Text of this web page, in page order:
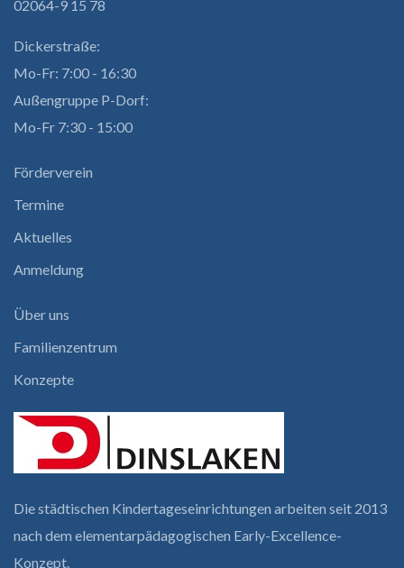
02064-9 15 78
Dickerstraße:
Mo-Fr: 7:00 - 16:30
Außengruppe P-Dorf:
Mo-Fr 7:30 - 15:00
Förderverein
Termine
Aktuelles
Anmeldung
Über uns
Familienzentrum
Konzepte
Die städtischen Kindertages­einrichtungen arbeiten seit 2013
nach dem elementar­pädagogischen Early-Excellence-
Konzept.